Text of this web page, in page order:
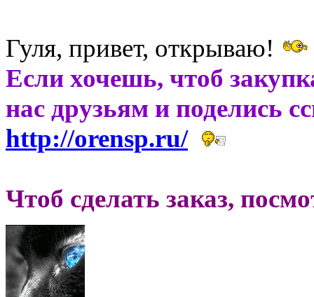
Гуля, привет, открываю!
Если хочешь, чтоб
нас друзьям и поделись
http://orensp.ru/
Чтоб сделать заказ,